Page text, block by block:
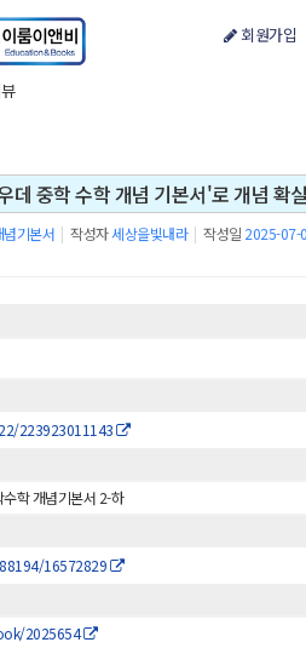
회원가입
데 중학 수학 개념 기본서'로 개념 확
기본서 | 작성자세상을빛내라 | 작성일 2025-07-
223923011143
학 개념기본서 2-하
16572829
2025654